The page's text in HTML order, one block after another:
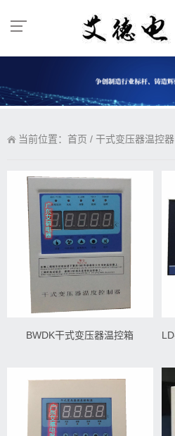
当前位置： 首页 / 干式变压器温控器
BWDK干式变压器温控箱